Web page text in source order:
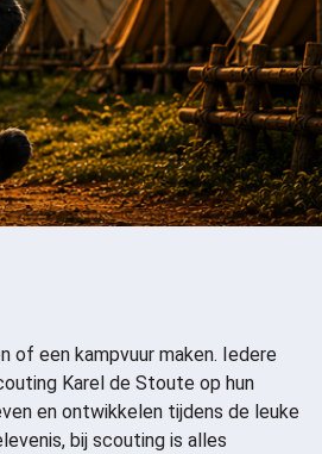
of een kampvuur maken. Iedere
Karel de Stoute op hun
en ontwikkelen tijdens de leuke
bij scouting is alles